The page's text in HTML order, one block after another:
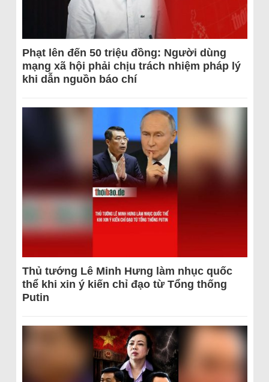
Phạt lên đến 50 triệu đồng: Người dùng
mạng xã hội phải chịu trách nhiệm pháp lý
khi dẫn nguồn báo chí
Thủ tướng Lê Minh Hưng làm nhục quốc
thể khi xin ý kiến chỉ đạo từ Tổng thống
Putin